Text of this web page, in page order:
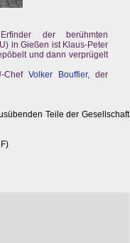
der berühmten
in Gießen ist Klaus-Peter
und dann verprügelt
Chef Volker Bouffier, der
Teile der Gesellschaft